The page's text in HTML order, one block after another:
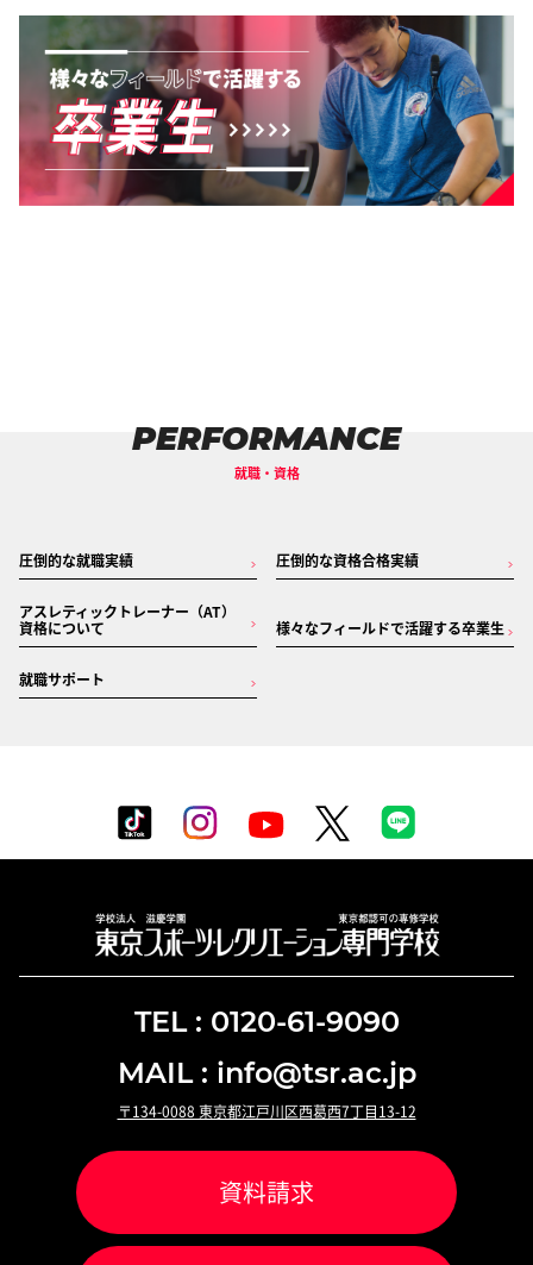
PERFORMANCE
就職・資格
圧倒的な就職実績 圧倒的な資格合格実績
アスレティックトレーナー（AT）
資格について
様々なフィールドで活躍する卒業生
就職サポート
TEL : 0120-61-9090
MAIL : info@tsr.ac.jp
〒134-0088 東京都江戸川区西葛西7丁目13-12
資料請求